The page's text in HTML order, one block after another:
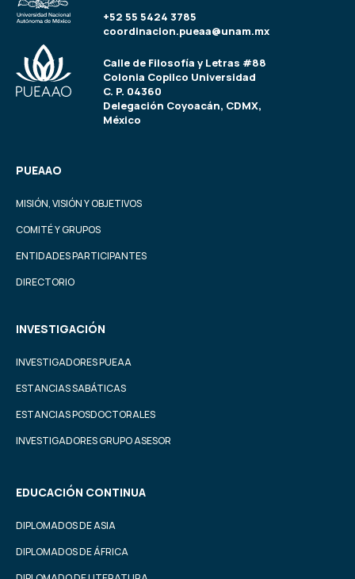
+52 55 5424 3785
coordinacion.pueaa@unam.mx
Calle de Filosofía y Letras #88
Colonia Copilco Universidad
C. P. 04360
Delegación Coyoacán, CDMX,
México
PUEAAO
MISIÓN, VISIÓN Y OBJETIVOS
COMITÉ Y GRUPOS
ENTIDADES PARTICIPANTES
DIRECTORIO
INVESTIGACIÓN
INVESTIGADORES PUEAA
ESTANCIAS SABÁTICAS
ESTANCIAS POSDOCTORALES
INVESTIGADORES GRUPO ASESOR
EDUCACIÓN CONTINUA
DIPLOMADOS DE ASIA
DIPLOMADOS DE ÁFRICA